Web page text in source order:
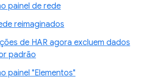
painel de rede
reimaginados
de HAR agora excluem dados
padrão
painel "Elementos"